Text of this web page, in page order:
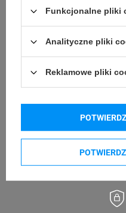
Kupowane
Funkcjonalne pliki
Analityczne pliki
Reklamowe pliki